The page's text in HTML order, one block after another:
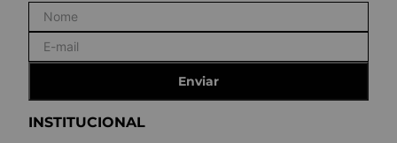
INSTITUCIONAL
Enviar